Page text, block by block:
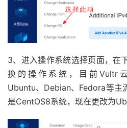
3、进入操作系统选择页面，在
换的操作系统，目前Vultr
Ubuntu、Debian、Fedora等主
是CentOS8系统，现在更改为